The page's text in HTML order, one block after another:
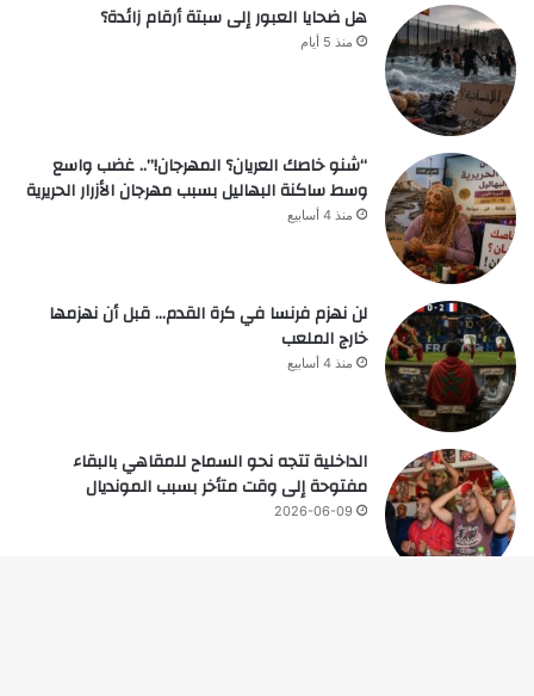
هل ضحايا العبور إلى سبتة أرقام زائدة؟
منذ 5 أيام
“شنو خاصك العريان؟ المهرجان!”.. غضب واسع
وسط ساكنة البهاليل بسبب مهرجان الأزرار الحريرية
منذ 4 أسابيع
لن نهزم فرنسا في كرة القدم… قبل أن نهزمها
خارج الملعب
منذ 4 أسابيع
الداخلية تتجه نحو السماح للمقاهي بالبقاء
مفتوحة إلى وقت متأخر بسبب المونديال
2026-06-09